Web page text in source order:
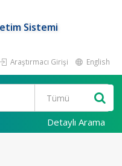
Sistemi
Araştırmacı Girişi English
Detaylı Arama